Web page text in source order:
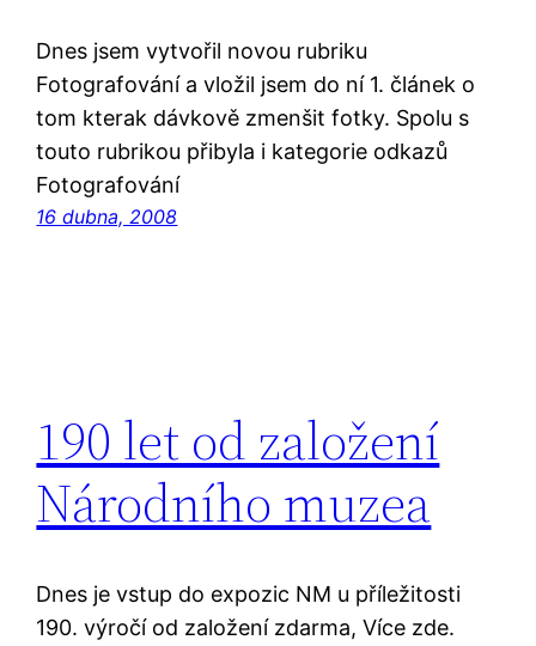
Dnes jsem vytvořil novou rubriku
Fotografování a vložil jsem do ní 1. článek o
tom kterak dávkově zmenšit fotky. Spolu s
touto rubrikou přibyla i kategorie odkazů
Fotografování
16 dubna, 2008
190 let od založení
Národního muzea
Dnes je vstup do expozic NM u příležitosti
190. výročí od založení zdarma, Více zde.